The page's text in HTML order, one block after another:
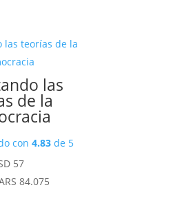
las
de la
con4.83 de 5
57
84.075